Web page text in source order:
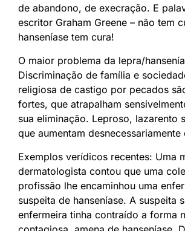
de abandono, de execração. E
escritor Graham Greene – não tem
hanseníase tem cura!
O maior problema da lepra/
Discriminação de família e
religiosa de castigo por pecados
fortes, que atrapalham
sua eliminação. Leproso, lazarento
que aumentam
Exemplos verídicos recentes: Uma
dermatologista contou que uma
profissão lhe encaminhou uma
suspeita de hanseníase. A suspeita
enfermeira tinha contraído a forma